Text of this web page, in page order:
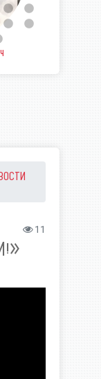
11